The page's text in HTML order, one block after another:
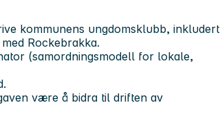
kommunens ungdomsklubb, inkludert
Rockebrakka.
(samordningsmodell for lokale,
være å bidra til driften av